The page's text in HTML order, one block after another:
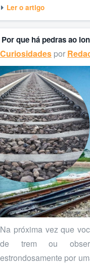
Ler o artigo
Por que há pedras ao
Curiosidades por
Na próxima vez que
de trem ou
estrondosamente por